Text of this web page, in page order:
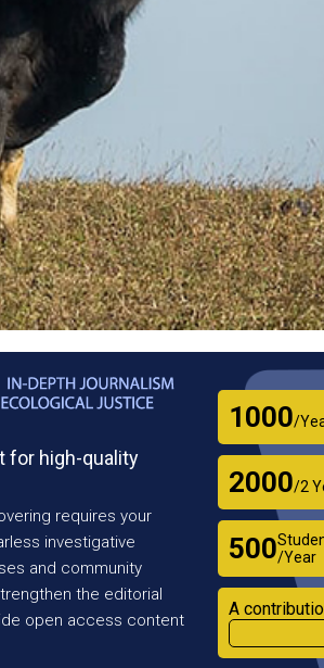
for high-quality
requires your
investigative
and community
the editorial
open access content
₹1000/
₹2000/2
₹500/Year
A